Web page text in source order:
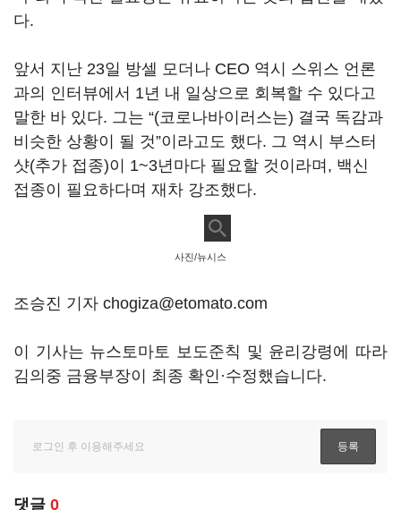
다.
앞서 지난 23일 방셀 모더나 CEO 역시 스위스 언론
과의 인터뷰에서 1년 내 일상으로 회복할 수 있다고
말한 바 있다. 그는 “(코로나바이러스는) 결국 독감과
비슷한 상황이 될 것”이라고도 했다. 그 역시 부스터
샷(추가 접종)이 1~3년마다 필요할 것이라며, 백신
접종이 필요하다며 재차 강조했다.
사진/뉴시스
조승진 기자 chogiza@etomato.com
이 기사는 뉴스토마토 보도준칙 및 윤리강령에 따라
김의중 금융부장이 최종 확인·수정했습니다.
댓글 0